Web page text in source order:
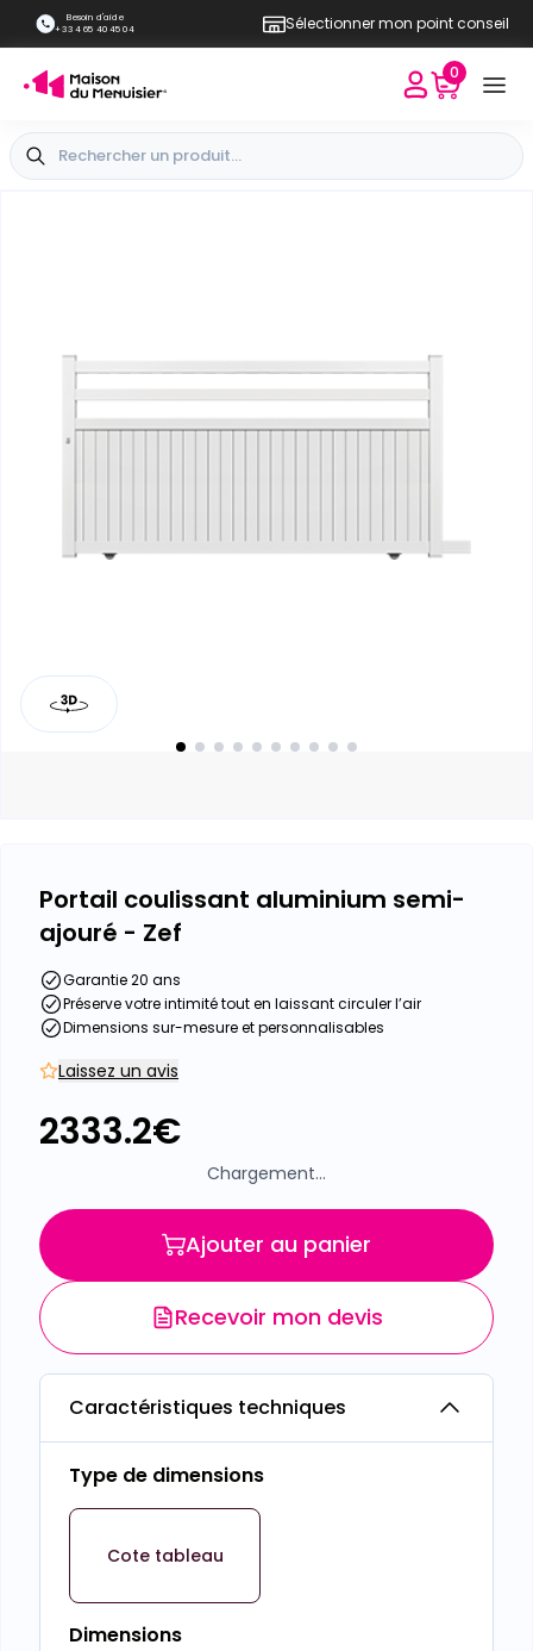
Besoin d'aide
+33 4 65 40 45 04
Sélectionner mon point conseil
0
Portail coulissant aluminium semi-
ajouré - Zef
Garantie 20 ans
Préserve votre intimité tout en laissant circuler l’air
Dimensions sur-mesure et personnalisables
Laissez un avis
2333.2€
Chargement...
Ajouter au panier
Recevoir mon devis
Caractéristiques techniques
Type de dimensions
Cote tableau
Dimensions